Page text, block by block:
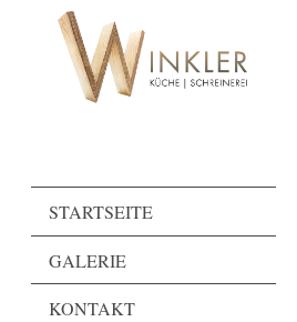
STARTSEITE
GALERIE
KONTAKT